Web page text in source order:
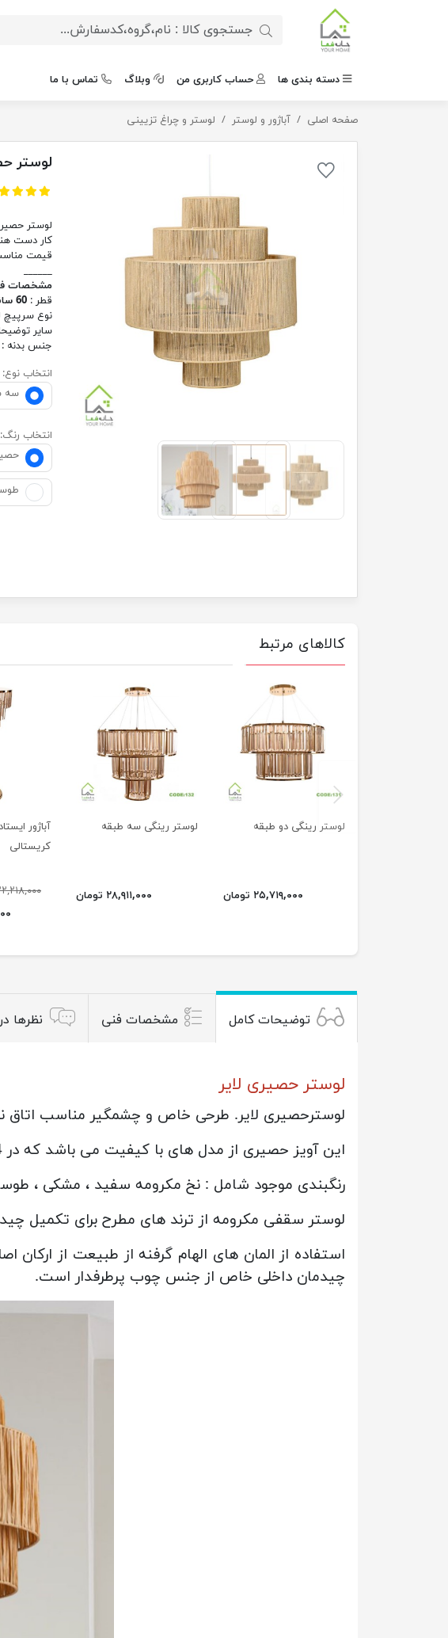
دسته بندی ها حساب کاربری من وبلاگ تماس با ما
صفحه اصلی آباژور و لوستر لوستر و چراغ تزیینی لوستر حصیری لایر
لوستر
قیمت
______
مشخصات
قطر : 60 سانتی متر
نوع سرپیچ
سایر
جنس بدنه :
انتخاب نوع:
سه
انتخاب رنگ:
کالاهای مرتبط
لوستر رینگی دو طبقه
۲۵,۷۱۹,۰۰۰ تومان
لوستر رینگی سه طبقه
۲۸,۹۱۱,۰۰۰ تومان
آباژور
کریستالی
۲۲,۲۱۸,۰۰۰
previus
توضیحات کامل مشخصات فنی نظرها
لوستر حصیری لایر
لوسترحصیری لایر. طرحی خاص و چشمگیر مناسب اتاق نشیمن و سالن
این آویز حصیری از مدل های با کیفیت می باشد که در 4 رنگ پرفروش و با 3 یا 5 سرشعله سفارش دهید.
رنگبندی موجود شامل : نخ مکرومه سفید ، مشکی ،
لوستر سقفی مکرومه از ترند های مطرح برای تکمیل
استفاده از المان های الهام گرفنه از طبیعت از
چیدمان داخلی خاص از جنس چوب پرطرفدار است.